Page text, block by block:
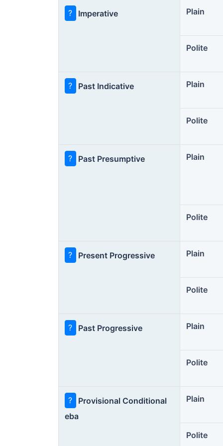
? Imperative Plain
Polite
? Past Indicative Plain
Polite
? Past Presumptive Plain
Polite
? Present Progressive Plain
Polite
? Past Progressive Plain
Polite
?
Provisional Conditional
eba
Plain
Polite